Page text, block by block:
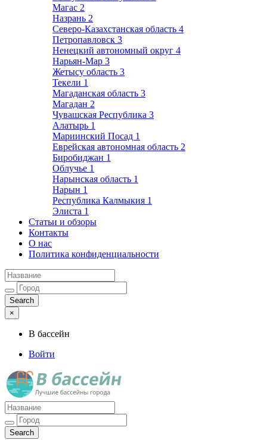
Магас 2
Назрань 2
Северо-Казахстанская область 4
Петропавловск 3
Ненецкий автономный округ 4
Нарьян-Мар 3
Жетысу область 3
Текели 1
Магаданская область 3
Магадан 2
Чувашская Республика 3
Алатырь 1
Мариинский Посад 1
Еврейская автономная область 2
Биробиджан 1
Облучье 1
Нарынская область 1
Нарын 1
Республика Калмыкия 1
Элиста 1
Статьи и обзоры
Контакты
О нас
Политика конфиденциальности
×
В бассейн
Войти
Лучшие бассейны города